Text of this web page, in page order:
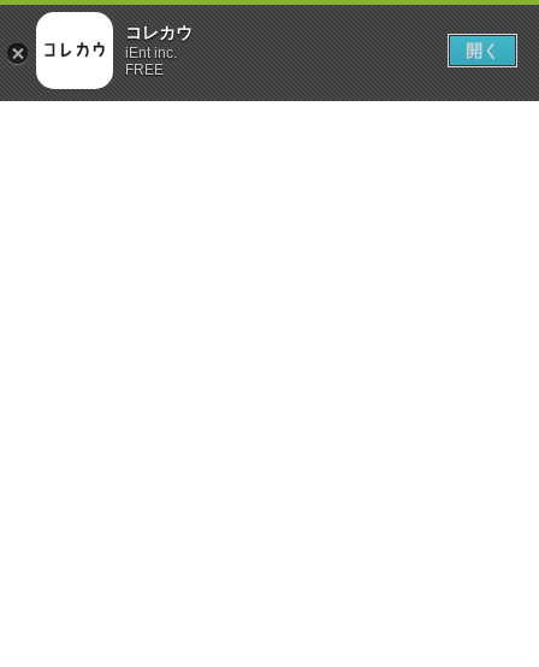
コレカウ
iEnt inc.
FREE
開く